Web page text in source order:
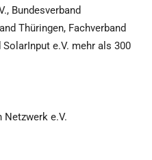
Bundesverband
Thüringen, Fachverband
e.V. mehr als 300
Netzwerk e.V.